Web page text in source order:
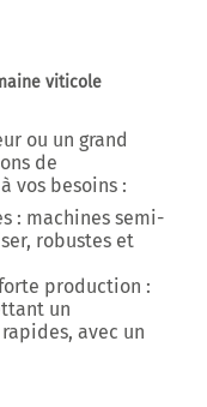
viticole
ou un grand
de
vos besoins :
: machines semi-
robustes et
production :
un
avec un